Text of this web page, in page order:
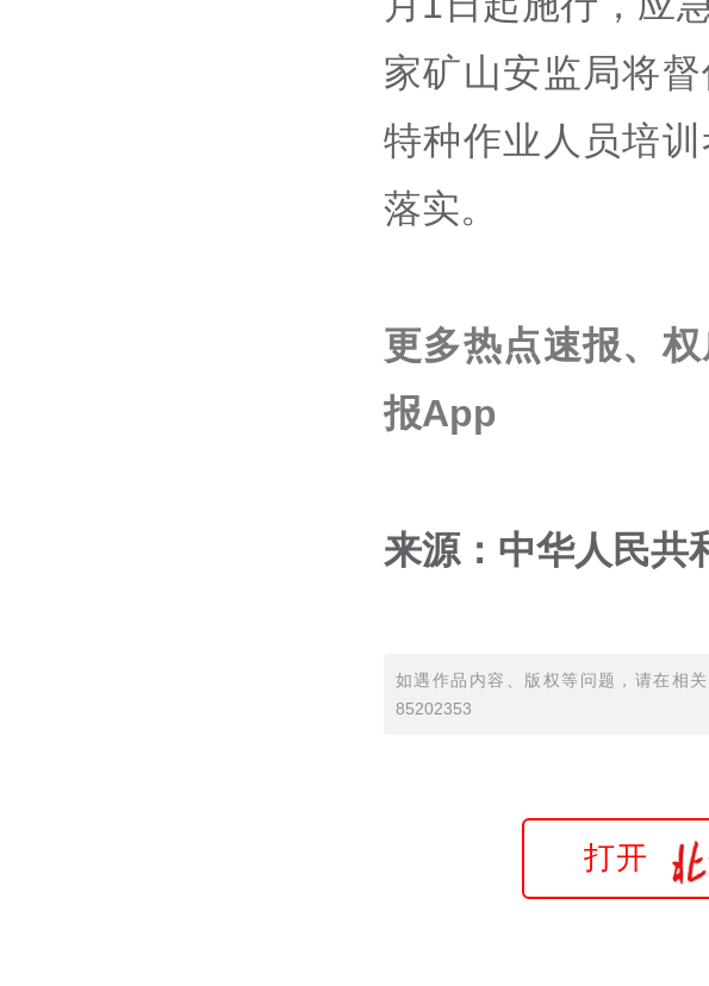
家矿山安监局将
特种作业人员培
落实。
更多热点速报、
报App
来源：中华人民共
如遇作品内容、版权等问题，请在相
85202353
打开